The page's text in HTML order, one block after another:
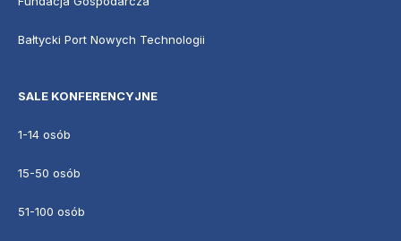
Bałtycki Port Nowych Technologii
SALE KONFERENCYJNE
1-14 osób
15-50 osób
51-100 osób